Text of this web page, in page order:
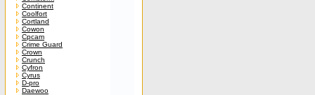
Continent
Coolfort
Cortland
Cowon
Cpcam
Crime Guard
Crown
Crunch
Cyfron
Cyrus
D-pro
Daewoo